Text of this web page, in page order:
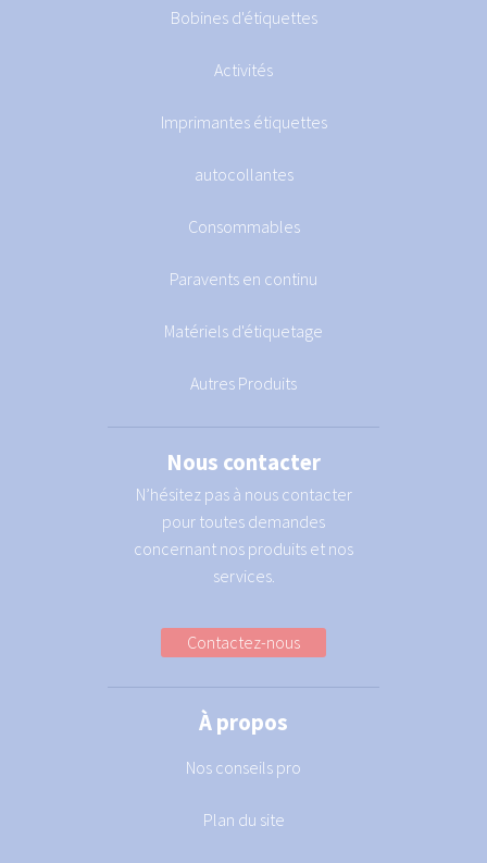
Bobines d'étiquettes
Activités
Imprimantes étiquettes
autocollantes
Consommables
Paravents en continu
Matériels d'étiquetage
Autres Produits
Nous contacter
N’hésitez pas à nous contacter
pour toutes demandes
concernant nos produits et nos
services.
Contactez-nous
À propos
Nos conseils pro
Plan du site